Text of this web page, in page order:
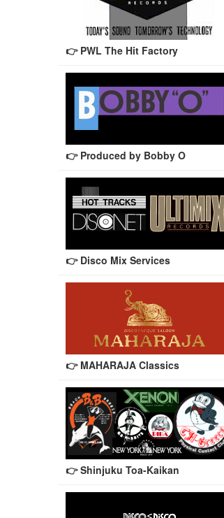
👉 PWL The Hit Factory
👉 Produced by Bobby O
👉 Disco Mix Services
👉 MAHARAJA Classics
👉 Shinjuku Toa-Kaikan